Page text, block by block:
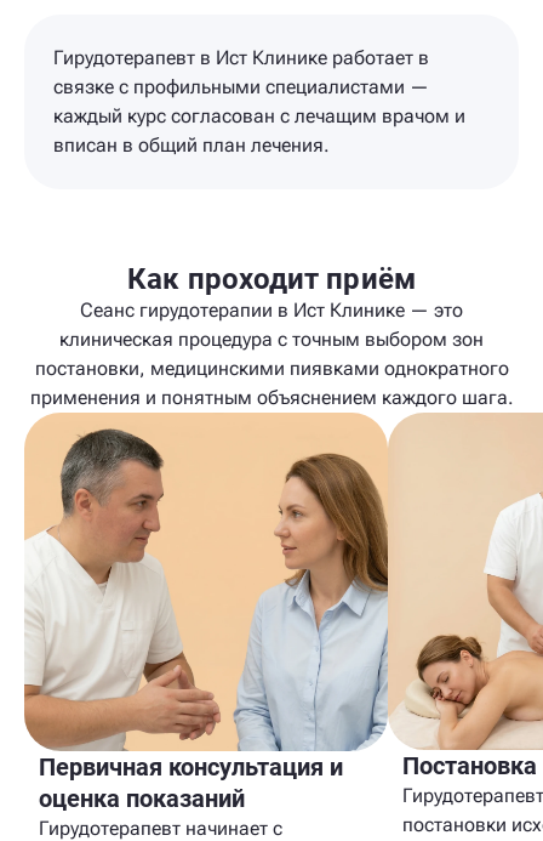
Гирудотерапевт в Ист Клинике работает в
связке с профильными специалистами —
каждый курс согласован с лечащим врачом и
вписан в общий план лечения.
Как проходит приём
Сеанс гирудотерапии в Ист Клинике — это
клиническая процедура с точным выбором зон
постановки, медицинскими пиявками однократного
применения и понятным объяснением каждого шага.
Первичная консультация и
оценка показаний
Гирудотерапевт начинает с
постановки